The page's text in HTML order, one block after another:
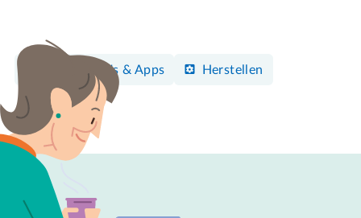
Programma's & Apps Herstellen